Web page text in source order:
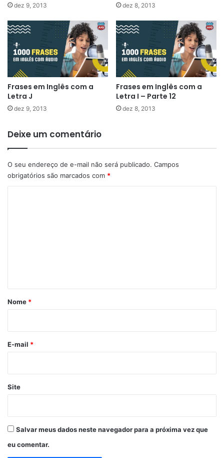
dez 9, 2013 dez 8, 2013
Frases em Inglês com a
Letra J
dez 9, 2013
Frases em Inglês com a
Letra I – Parte 12
dez 8, 2013
Deixe um comentário
O seu endereço de e-mail não será publicado. Campos
obrigatórios são marcados com *
r
*
Nome *
E-mail *
Site
Salvar meus dados neste navegador para a próxima vez que
eu comentar.